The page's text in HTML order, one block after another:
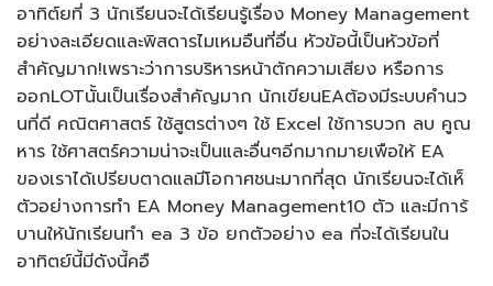
อาทิต์ยที่ 3 นักเรียนจะได้เรียนรู้เรื่อง Money Management
อย่างละเอียดและพิสดารไมเหมอืนที่อื่น หัวข้อนี้เป็นหัวข้อที่
สำคัญมาก!เพราะว่าการบริหารหน้าตักความเสียง หรือการ
ออกLOTนั้นเป็นเรื่องสำคัญมาก นักเขียนEAต้องมีระบบคำนว
นที่ดี คณิตศาสตร์ ใช้สูตรต่างๆ ใช้ Excel ใช้การบวก ลบ คูณ
หาร ใช้ศาสตร์ความน่าจะเป็นและอื่นๆอีกมากมายเพือให้ EA
ของเราได้เปรียบตาดแลมีโอกาศชนะมากที่สุด นักเรียนจะได้เห็
ตัวอย่างการทำ EA Money Management10 ตัว และมีการ้
บานให้นักเรียนทำ ea 3 ข้อ ยกตัวอย่าง ea ที่จะได้เรียนใน
อาทิตย์นี้มีดังนี้คอื